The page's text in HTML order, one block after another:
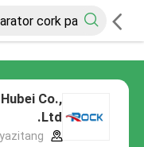
Co.,
Ltd.